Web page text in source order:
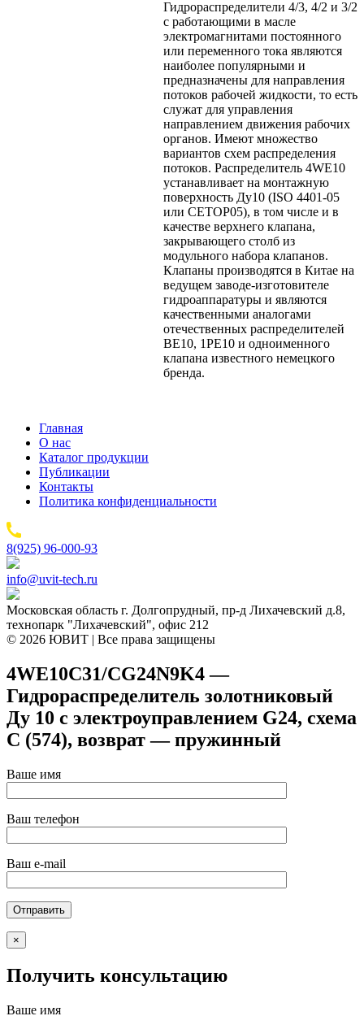
Гидрораспределители 4/3, 4/2 и 3/2
с работающими в масле
электромагнитами постоянного
или переменного тока являются
наиболее популярными и
предназначены для направления
потоков рабочей жидкости, то есть
служат для управления
направлением движения рабочих
органов. Имеют множество
вариантов схем распределения
потоков. Распределитель 4WE10
устанавливает на монтажную
поверхность Ду10 (ISO 4401-05
или CETOP05), в том числе и в
качестве верхнего клапана,
закрывающего столб из
модульного набора клапанов.
Клапаны производятся в Китае на
ведущем заводе-изготовителе
гидроаппаратуры и являются
качественными аналогами
отечественных распределителей
ВЕ10, 1РЕ10 и одноименного
клапана известного немецкого
бренда.
Главная
О нас
Каталог продукции
Публикации
Контакты
Политика конфиденциальности
8(925) 96-000-93
info@uvit-tech.ru
Московская область г. Долгопрудный, пр-д Лихачевский д.8,
технопарк "Лихачевский", офис 212
© 2026 ЮВИТ | Все права защищены
4WE10C31/CG24N9K4 —
Гидрораспределитель золотниковый
Ду 10 с электроуправлением G24, схема
C (574), возврат — пружинный
Ваше имя
Ваш телефон
Ваш e-mail
×
Получить консультацию
Ваше имя